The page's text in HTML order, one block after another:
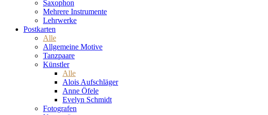
Saxophon
Mehrere Instrumente
Lehrwerke
Postkarten
Alle
Allgemeine Motive
Tanzpaare
Künstler
Alle
Alois Aufschläger
Anne Öfele
Evelyn Schmidt
Fotografen